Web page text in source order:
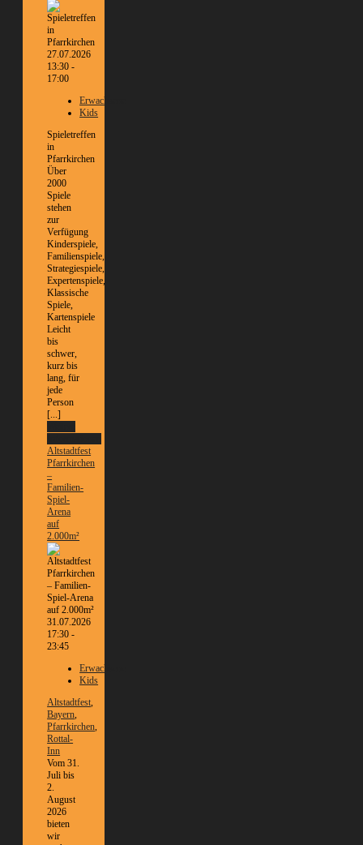
27.07.2026
13:30 -
17:00
Erwachsene
Kids
Spieletreffen
in
Pfarrkirchen
Über
2000
Spiele
stehen
zur
Verfügung
Kinderspiele,
Familienspiele,
Strategiespiele,
Expertenspiele,
Klassische
Spiele,
Kartenspiele
Leicht
bis
schwer,
kurz bis
lang, für
jede
Person
[...]
Altstadtfest
Pfarrkirchen
–
Familien-
Spiel-
Arena
auf
2.000m²
31.07.2026
17:30 -
23:45
Erwachsene
Kids
Altstadtfest,
Bayern,
Pfarrkirchen,
Rottal-
Inn
Vom 31.
Juli bis
2.
August
2026
bieten
wir